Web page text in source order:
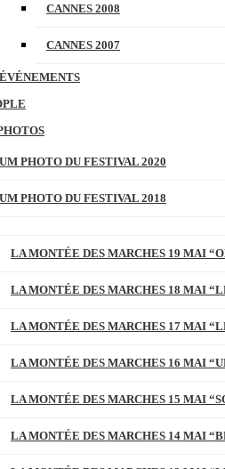
CANNES 2008
CANNES 2007
PHOTO DU FESTIVAL 2020
PHOTO DU FESTIVAL 2018
LA MONTÉE DES MARCHES 19 MAI
LA MONTÉE DES MARCHES 18 MAI
LA MONTÉE DES MARCHES 17 MAI
LA MONTÉE DES MARCHES 16 MAI
LA MONTÉE DES MARCHES 15 MAI
LA MONTÉE DES MARCHES 14 MAI